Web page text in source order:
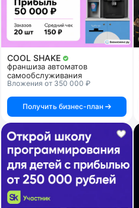
COOL SHAKE
франшиза автоматов
самообслуживания
Вложения от 350 000 ₽
Получить бизнес-план